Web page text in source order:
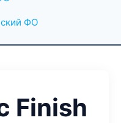
ФО
Finish